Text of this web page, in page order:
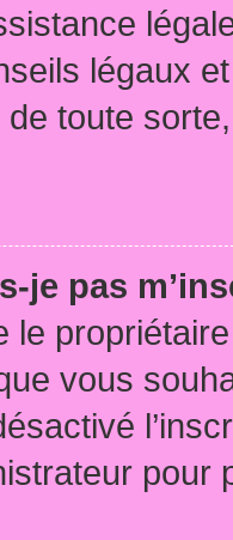
légaux
toute
je pas
le
vous